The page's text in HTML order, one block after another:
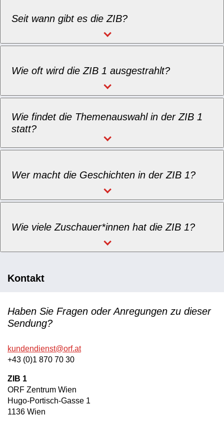
Seit wann gibt es die ZIB?
Wie oft wird die ZIB 1 ausgestrahlt?
Wie findet die Themenauswahl in der ZIB 1
statt?
Wer macht die Geschichten in der ZIB 1?
Wie viele Zuschauer*innen hat die ZIB 1?
Kontakt
Haben Sie Fragen oder Anregungen zu dieser
Sendung?
kundendienst@orf.at
+43 (0)1 870 70 30
ZIB 1
ORF Zentrum Wien
Hugo-Portisch-Gasse 1
1136 Wien